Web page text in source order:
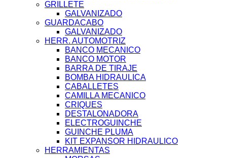
GRILLETE
GALVANIZADO
GUARDACABO
GALVANIZADO
HERR. AUTOMOTRIZ
BANCO MECANICO
BANCO MOTOR
BARRA DE TIRAJE
BOMBA HIDRAULICA
CABALLETES
CAMILLA MECANICO
CRIQUES
DESTALONADORA
ELECTROGUINCHE
GUINCHE PLUMA
KIT EXPANSOR HIDRAULICO
HERRAMIENTAS